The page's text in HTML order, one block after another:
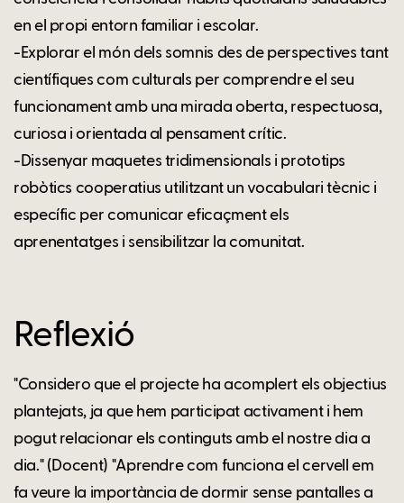
en el propi entorn familiar i escolar.
-Explorar el món dels somnis des de perspectives tant
científiques com culturals per comprendre el seu
funcionament amb una mirada oberta, respectuosa,
curiosa i orientada al pensament crític.
-Dissenyar maquetes tridimensionals i prototips
robòtics cooperatius utilitzant un vocabulari tècnic i
específic per comunicar eficaçment els
aprenentatges i sensibilitzar la comunitat.
Reflexió
"Considero que el projecte ha acomplert els objectius
plantejats, ja que hem participat activament i hem
pogut relacionar els continguts amb el nostre dia a
dia." (Docent) "Aprendre com funciona el cervell em
fa veure la importància de dormir sense pantalles a